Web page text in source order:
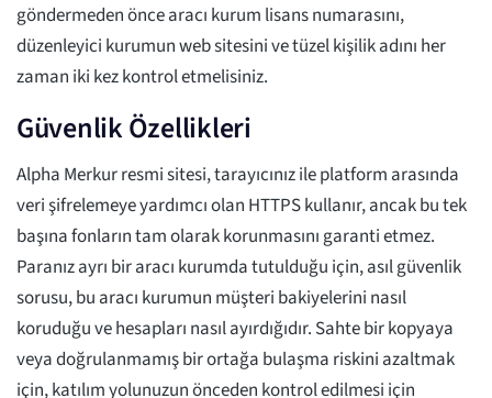
göndermeden önce aracı kurum lisans numarasını,
düzenleyici kurumun web sitesini ve tüzel kişilik adını her
zaman iki kez kontrol etmelisiniz.
Güvenlik Özellikleri
Alpha Merkur resmi sitesi, tarayıcınız ile platform arasında
veri şifrelemeye yardımcı olan HTTPS kullanır, ancak bu tek
başına fonların tam olarak korunmasını garanti etmez.
Paranız ayrı bir aracı kurumda tutulduğu için, asıl güvenlik
sorusu, bu aracı kurumun müşteri bakiyelerini nasıl
koruduğu ve hesapları nasıl ayırdığıdır. Sahte bir kopyaya
veya doğrulanmamış bir ortağa bulaşma riskini azaltmak
için, katılım yolunuzun önceden kontrol edilmesi için